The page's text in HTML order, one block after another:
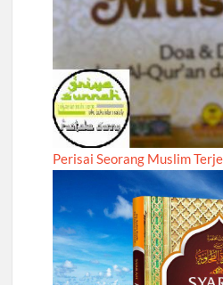
Perisai Seorang Muslim